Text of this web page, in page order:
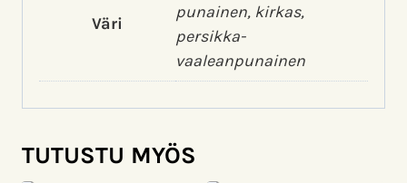
Väri
punainen, kirkas,
persikka-
vaaleanpunainen
TUTUSTU MYÖS